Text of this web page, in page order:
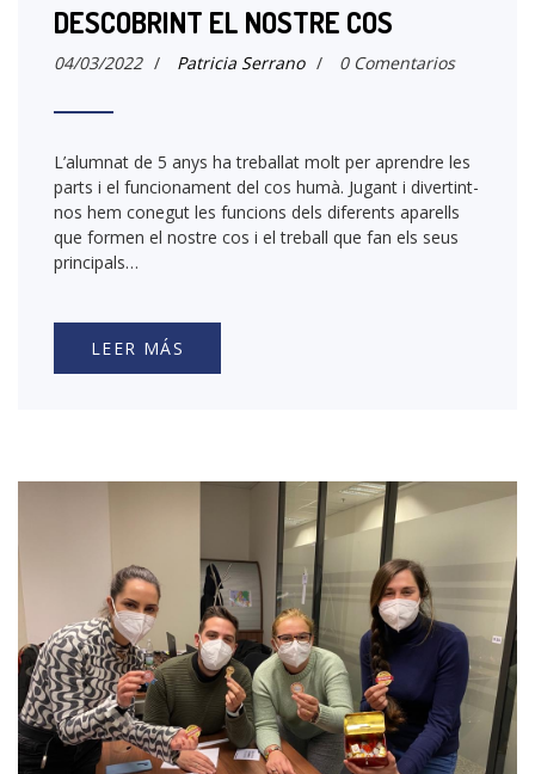
DESCOBRINT EL NOSTRE COS
04/03/2022 / Patricia Serrano / 0 Comentarios
L’alumnat de 5 anys ha treballat molt per aprendre les
parts i el funcionament del cos humà. Jugant i divertint-
nos hem conegut les funcions dels diferents aparells
que formen el nostre cos i el treball que fan els seus
principals…
LEER MÁS